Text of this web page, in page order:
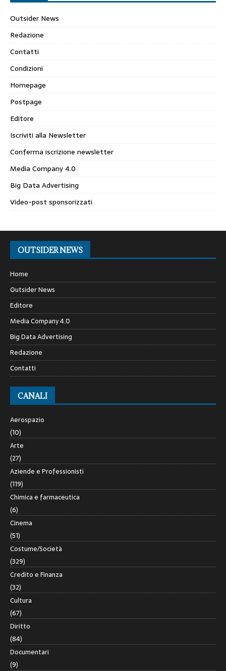
Outsider News
Redazione
Contatti
Condizioni
Homepage
Postpage
Editore
Iscriviti alla Newsletter
Conferma iscrizione newsletter
Media Company 4.0
Big Data Advertising
Video-post sponsorizzati
OUTSIDER NEWS
Home
Outsider News
Editore
Media Company 4.0
Big Data Advertising
Redazione
Contatti
CANALI
Aerospazio
(10)
Arte
(27)
Aziende e Professionisti
(119)
Chimica e farmaceutica
(6)
Cinema
(51)
Costume/Società
(329)
Credito e Finanza
(32)
Cultura
(67)
Diritto
(84)
Documentari
(9)